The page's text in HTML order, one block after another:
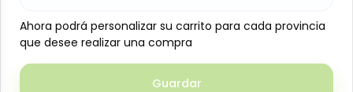
y con un sabor clásico que encanta a toda la familia.
Presentación de 3 paquetes (100 g), perfectas para
meriendas o acompañar bebidas calientes.
Ahora podrá personalizar su carrito para cada provincia
que desee realizar una compra
Guardar
Ahora podrá personalizar su carrito para cada provincia
que desee realizar una compra
Guardar